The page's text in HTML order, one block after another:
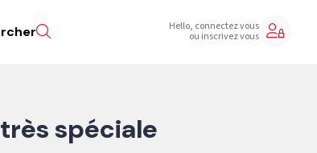
Hello, connectez vous
ou inscrivez vous
spéciale